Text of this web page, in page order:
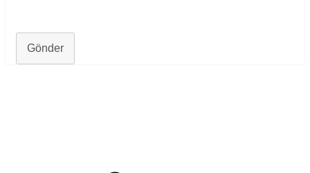
Gönder